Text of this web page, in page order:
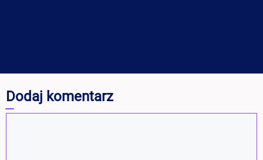
Dodaj komentarz